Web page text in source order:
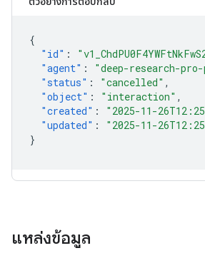
{
"id" :
"agent" : "deep-research-
"status" : "cancelled" ,
"object" : "interaction" ,
"created" : "2025-11-
"updated" :
"2025-11-
}
แหล่งข้อมูล